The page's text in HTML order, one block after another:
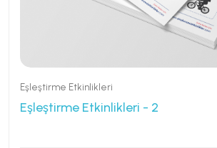
Eşleştirme Etkinlikleri
Eşleştirme Etkinlikleri - 2